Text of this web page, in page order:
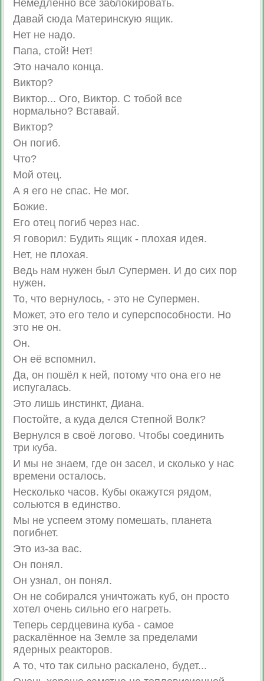
Немедленно все заблокировать.
Давай сюда Материнскую ящик.
Нет не надо.
Папа, стой! Нет!
Это начало конца.
Виктор?
Виктор... Ого, Виктор. С тобой все
нормально? Вставай.
Виктор?
Он погиб.
Что?
Мой отец.
А я его не спас. Не мог.
Божие.
Его отец погиб через нас.
Я говорил: Будить ящик - плохая идея.
Нет, не плохая.
Ведь нам нужен был Супермен. И до сих пор
нужен.
То, что вернулось, - это не Супермен.
Может, это его тело и суперспособности. Но
это не он.
Он.
Он её вспомнил.
Да, он пошёл к ней, потому что она его не
испугалась.
Это лишь инстинкт, Диана.
Постойте, а куда делся Степной Волк?
Вернулся в своё логово. Чтобы соединить
три куба.
И мы не знаем, где он засел, и сколько у нас
времени осталось.
Несколько часов. Кубы окажутся рядом,
сольются в единство.
Мы не успеем этому помешать, планета
погибнет.
Это из-за вас.
Он понял.
Он узнал, он понял.
Он не собирался уничтожать куб, он просто
хотел очень сильно его нагреть.
Теперь сердцевина куба - самое
раскалённое на Земле за пределами
ядерных реакторов.
А то, что так сильно раскалено, будет...